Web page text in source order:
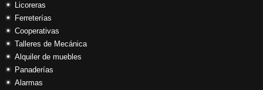
Licoreras
Ferreterías
Cooperativas
Talleres de Mecánica
Alquiler de muebles
Panaderías
Alarmas